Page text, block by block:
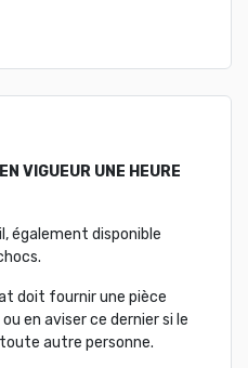
VIGUEUR UNE HEURE
également disponible
doit fournir une pièce
en aviser ce dernier si le
autre personne.